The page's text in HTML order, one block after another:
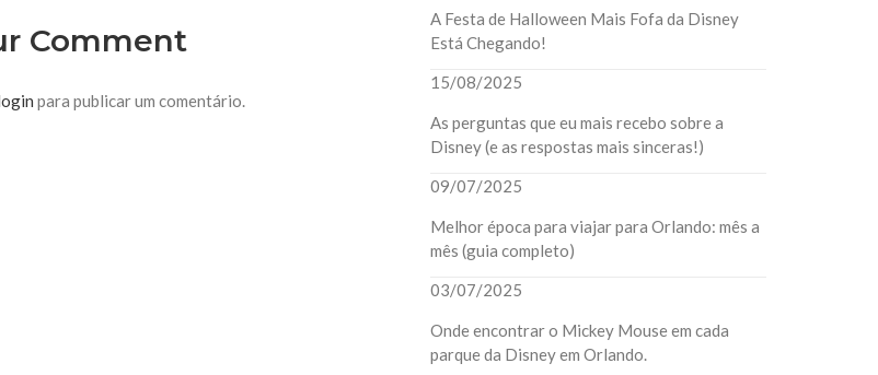
Comment
para publicar um comentário.
A Festa de Halloween Mais Fofa da Disney
Está Chegando!
15/08/2025
As perguntas que eu mais recebo sobre a
Disney (e as respostas mais sinceras!)
09/07/2025
Melhor época para viajar para Orlando: mês a
mês (guia completo)
03/07/2025
Onde encontrar o Mickey Mouse em cada
parque da Disney em Orlando.